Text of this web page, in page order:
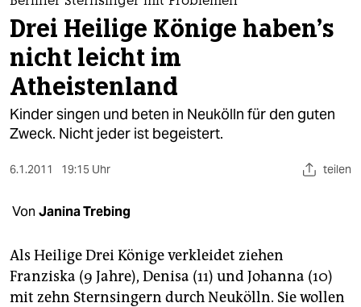
politik
öko
gesellschaft
kultur
berlin
nord
wahrheit
Drei Heilige Könige haben's
nicht leicht im
Atheistenland
Kinder singen und beten in Neukölln für den guten
Zweck. Nicht jeder ist begeistert.
6.1.2011 19:15 Uhr teilen
Von Janina Trebing
Als Heilige Drei Könige verkleidet ziehen
Franziska (9 Jahre), Denisa (11) und Johanna (10)
mit zehn Sternsingern durch Neukölln. Sie wollen